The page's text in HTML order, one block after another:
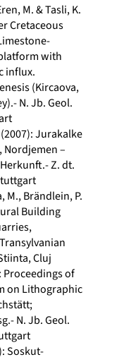
M. & Tasli, K.
Cretaceous
with
influx.
(Kircaova,
N. Jb. Geol.
Jurakalke
Nordjemen –
Z. dt.
M., Brändlein, P.
Building
Cluj
Proceedings of
on Lithographic
N. Jb. Geol.
Soskut-